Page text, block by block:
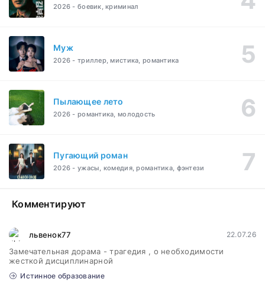
2026 - боевик, криминал
Муж
2026 - триллер, мистика, романтика
Пылающее лето
2026 - романтика, молодость
Пугающий роман
2026 - ужасы, комедия, романтика, фэнтези
Комментируют
львенок77 22.07.26
Замечательная дорама - трагедия , о необходимости
жесткой дисциплинарной
Истинное образование